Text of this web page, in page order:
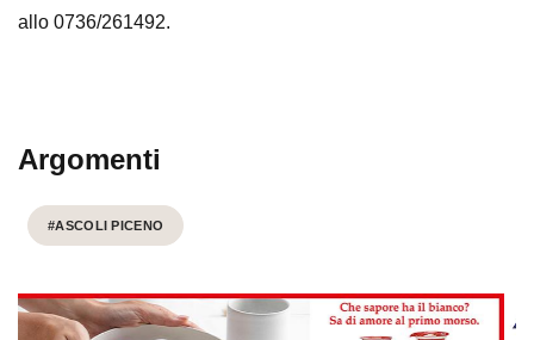
allo 0736/261492.
Argomenti
#ASCOLI PICENO